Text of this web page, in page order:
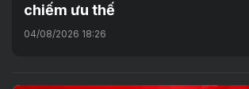
chiếm ưu thế
04/08/2026 18:26